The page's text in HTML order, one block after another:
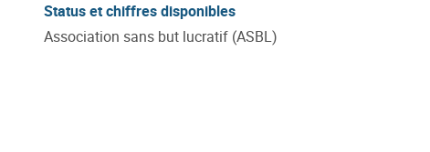
Status et chiffres disponibles
Association sans but lucratif (ASBL)